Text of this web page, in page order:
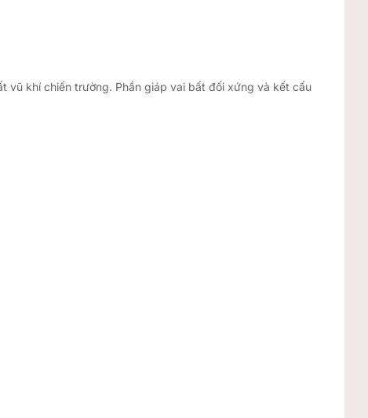
vũ khí chiến trường. Phần giáp vai bất đối xứng và kết cấu